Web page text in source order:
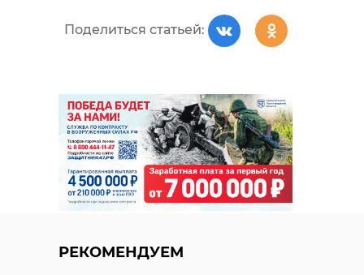
Поделиться статьей:
РЕКОМЕНДУЕМ